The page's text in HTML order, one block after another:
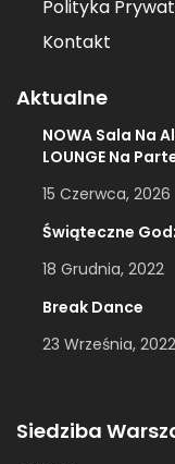
Polityka
Kontakt
Aktualne
NOWA Sala Na
LOUNGE Na
15 Czerwca, 2026
Świąteczne
18 Grudnia, 2022
Break Dance
23 Września, 2022
Siedziba